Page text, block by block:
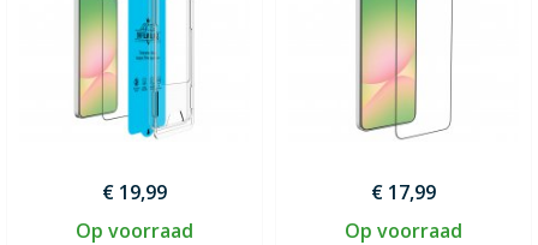
€ 19,99
Op voorraad
€ 17,99
Op voorraad